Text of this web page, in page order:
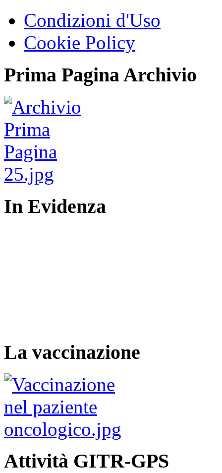
Condizioni d'Uso
Cookie Policy
Prima Pagina Archivio
In Evidenza
La vaccinazione
Attività GITR-GPS